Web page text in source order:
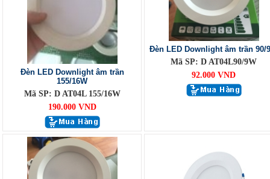
Đèn LED Downlight âm trần
155/16W
Mã SP: D AT04L 155/16W
190.000 VND
Đèn LED Downlight âm trần 90/
Mã SP: D AT04L90/9W
92.000 VND